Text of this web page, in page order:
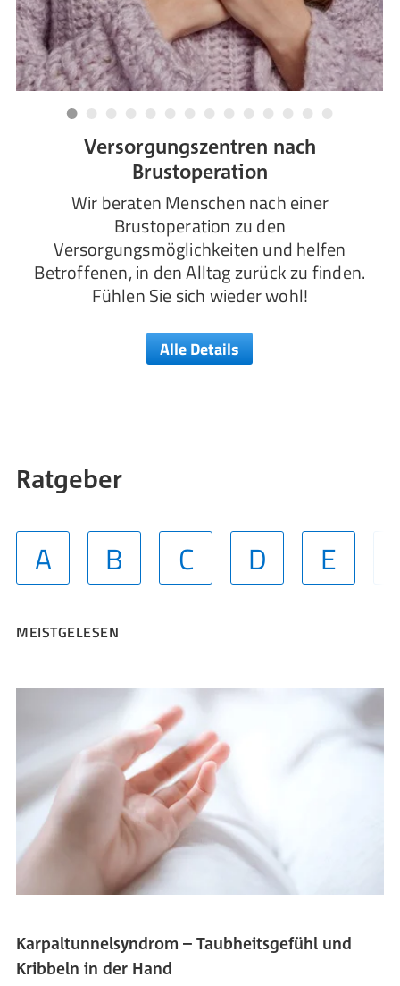
Versorgungszentren nach
Brustoperation
Wir beraten Menschen nach einer
Brustoperation zu den
Versorgungsmöglichkeiten und helfen
Betroffenen, in den Alltag zurück zu finden.
Fühlen Sie sich wieder wohl!
Alle Details
Ratgeber
A B C D E
MEISTGELESEN
Karpaltunnelsyndrom – Taubheitsgefühl und
Kribbeln in der Hand